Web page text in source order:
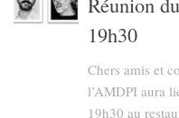
19h30
Chers amis et
l’AMDPI aura
19h30 au